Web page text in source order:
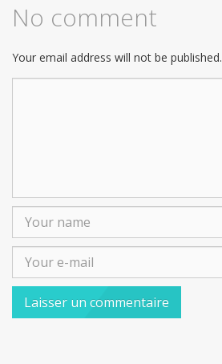
No comment
Your email address will not be published.